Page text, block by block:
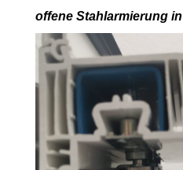
offene Stahlarmierung